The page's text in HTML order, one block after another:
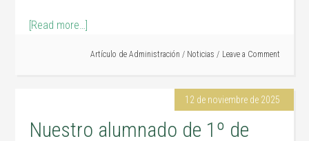
[Read more…]
Artículo de Administración / Noticias Leave a Comment
12 de noviembre de 2025
Nuestro alumnado de 1º de